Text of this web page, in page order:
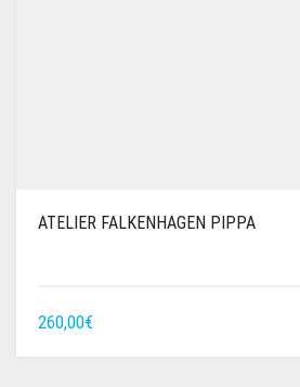
ATELIER FALKENHAGEN PIPPA
260,00€